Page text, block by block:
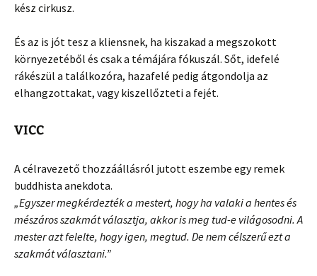
kész cirkusz.
És az is jót tesz a kliensnek, ha kiszakad a megszokott
környezetéből és csak a témájára fókuszál. Sőt, idefelé
rákészül a találkozóra, hazafelé pedig átgondolja az
elhangzottakat, vagy kiszellőzteti a fejét.
VICC
A célravezető thozzáállásról jutott eszembe egy remek
buddhista anekdota.
„Egyszer megkérdezték a mestert, hogy ha valaki a hentes és
mészáros szakmát választja, akkor is meg tud-e világosodni. A
mester azt felelte, hogy igen, megtud. De nem célszerű ezt a
szakmát választani.”